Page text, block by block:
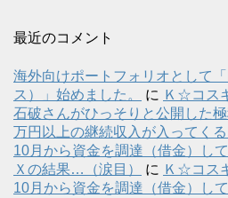
最近のコメント
海外向けポートフォリオとして
ス）」始めました。
に Ｋ☆コス
石破さんがひっそりと公開した
万円以上の継続収入が入ってく
10月から資金を調達（借金）し
Ｘの結果…（涙目）
に Ｋ☆コス
10月から資金を調達（借金）し